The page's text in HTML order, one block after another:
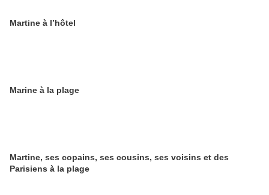
Martine à l’hôtel
Marine à la plage
Martine, ses copains, ses cousins, ses voisins et des
Parisiens à la plage